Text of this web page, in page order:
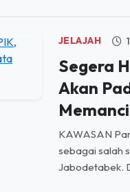
JELAJAH
Segera
Akan
KAWASAN
sebagai salah
Jabodetabek.